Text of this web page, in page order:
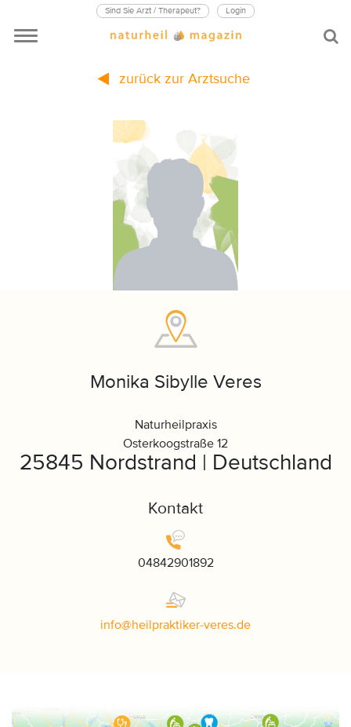
Sind Sie Arzt / Therapeut? Login
zurück zur Arztsuche
Monika Sibylle Veres
Naturheilpraxis
Osterkoogstraße 12
25845 Nordstrand | Deutschland
Kontakt
04842901892
info@heilpraktiker-veres.de